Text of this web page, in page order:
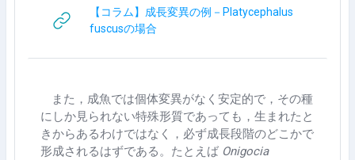
【コラム】成長変異の例－Platycephalus
fuscusの場合
また，成魚では個体変異がなく安定的で，その種
にしか見られない特殊形質であっても，生まれたと
きからあるわけではなく，必ず成長段階のどこかで
形成されるはずである。たとえば Onigocia